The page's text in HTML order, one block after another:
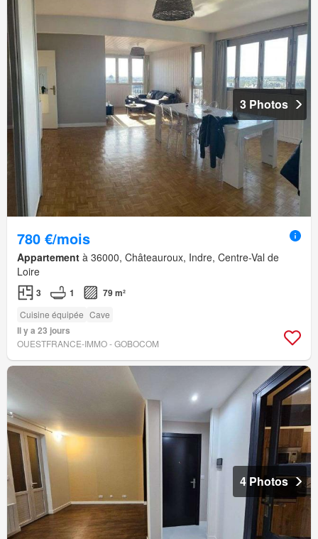
3 Photos
780 €/mois
Appartement à 36000, Châteauroux, Indre, Centre-Val de
Loire
3 1 79 m²
Cuisine équipée Cave
Il y a 23 jours
OUESTFRANCE-IMMO - GOBOCOM
4 Photos